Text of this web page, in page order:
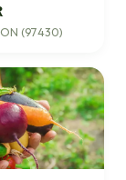
(97430)